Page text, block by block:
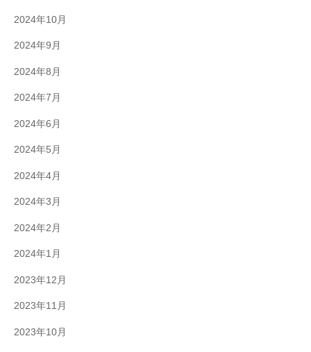
2024年10月
2024年9月
2024年8月
2024年7月
2024年6月
2024年5月
2024年4月
2024年3月
2024年2月
2024年1月
2023年12月
2023年11月
2023年10月